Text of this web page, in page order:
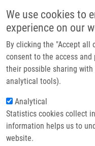
We use cookies to
experience on our
By clicking the "Accept all
consent to the access
their possible sharing
analytical tools).
Analytical
Statistics cookies collect
information helps us to
website.
Header image